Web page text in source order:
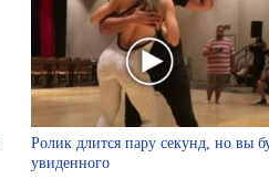
Ролик длится пару секунд, но вы
увиденного